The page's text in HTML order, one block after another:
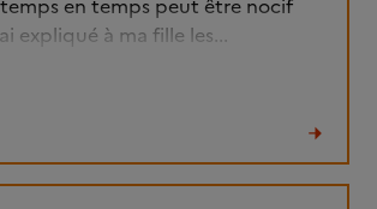
en temps peut être nocif
expliqué à ma fille les...
le